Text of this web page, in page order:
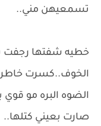
تسمعيهن مني..
خطيه شفتها رجفت
الخوف..كسرت
الضوه البره مو
صارت بعيني كتلها..